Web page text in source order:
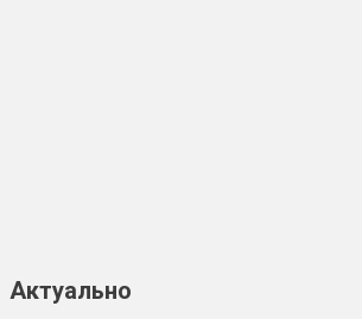
Актуально